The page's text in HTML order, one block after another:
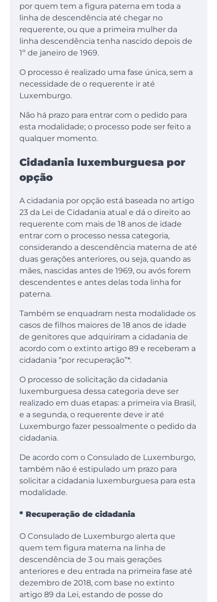
por quem tem a figura paterna em toda a
linha de descendência até chegar no
requerente, ou que a primeira mulher da
linha descendência tenha nascido depois de
1º de janeiro de 1969.
O processo é realizado uma fase única, sem a
necessidade de o requerente ir até
Luxemburgo.
Não há prazo para entrar com o pedido para
esta modalidade; o processo pode ser feito a
qualquer momento.
Cidadania luxemburguesa por
opção
A cidadania por opção está baseada no artigo
23 da Lei de Cidadania atual e dá o direito ao
requerente com mais de 18 anos de idade
entrar com o processo nessa categoria,
considerando a descendência materna de até
duas gerações anteriores, ou seja, quando as
mães, nascidas antes de 1969, ou avós forem
descendentes e antes delas toda linha for
paterna.
Também se enquadram nesta modalidade os
casos de filhos maiores de 18 anos de idade
de genitores que adquiriram a cidadania de
acordo com o extinto artigo 89 e receberam a
cidadania “por recuperação”*.
O processo de solicitação da cidadania
luxemburguesa dessa categoria deve ser
realizado em duas etapas: a primeira via Brasil,
e a segunda, o requerente deve ir até
Luxemburgo fazer pessoalmente o pedido da
cidadania.
De acordo com o Consulado de Luxemburgo,
também não é estipulado um prazo para
solicitar a cidadania luxemburguesa para esta
modalidade.
* Recuperação de cidadania
O Consulado de Luxemburgo alerta que
quem tem figura materna na linha de
descendência de 3 ou mais gerações
anteriores e deu entrada na primeira fase até
dezembro de 2018, com base no extinto
artigo 89 da Lei, estando de posse do